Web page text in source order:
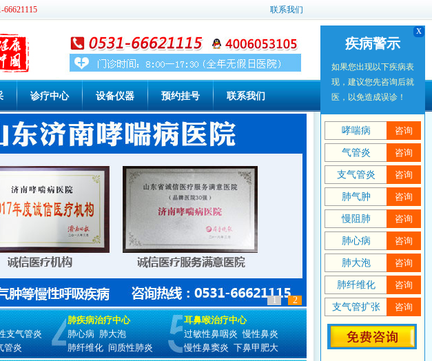
联系我们
诊疗中心 设备仪器 预约挂号 联系我们
1
2
支气管炎
管炎
肺疾病治疗中心
肺心病 肺大泡
肺纤维化 间质性肺炎
耳鼻喉治疗中心
过敏性鼻咽炎 慢性鼻炎
慢性鼻窦炎 下鼻甲肥大
疾病警示
如果您出现以下疾病表
现，建议您先咨询后就
医，以免造成误诊！
哮喘病 咨询
气管炎 咨询
支气管炎 咨询
肺气肿 咨询
慢阻肺 咨询
肺心病 咨询
肺大泡 咨询
肺纤维化 咨询
支气管扩张 咨询
x
疾病警示
如果您出现以下疾病表
现，建议您先咨询后就
医，以免造成误诊！
哮喘病 咨询
气管炎 咨询
支气管炎 咨询
肺气肿 咨询
慢阻肺 咨询
肺心病 咨询
肺大泡 咨询
肺纤维化 咨询
支气管扩张 咨询
x